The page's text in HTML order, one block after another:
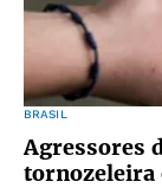
BRASIL
Agressores
tornozeleira